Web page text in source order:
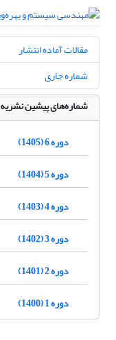
مقالات آماده انتشار
شماره جاری
شماره‌های پیشین نشریه
دوره 6 (1405)
دوره 5 (1404)
دوره 4 (1403)
دوره 3 (1402)
دوره 2 (1401)
دوره 1 (1400)